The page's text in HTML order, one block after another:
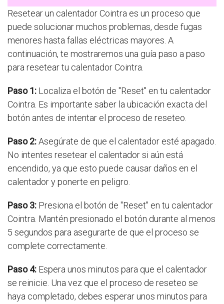
Resetear un calentador Cointra es un proceso que
puede solucionar muchos problemas, desde fugas
menores hasta fallas eléctricas mayores. A
continuación, te mostraremos una guía paso a paso
para resetear tu calentador Cointra.
Paso 1: Localiza el botón de "Reset" en tu calentador
Cointra. Es importante saber la ubicación exacta del
botón antes de intentar el proceso de reseteo.
Paso 2:Asegúrate de que el calentador esté apagado.
No intentes resetear el calentador si aún está
encendido, ya que esto puede causar daños en el
calentador y ponerte en peligro.
Paso 3: Presiona el botón de "Reset" en tu calentador
Cointra. Mantén presionado el botón durante al menos
5 segundos para asegurarte de que el proceso se
complete correctamente.
Paso 4: Espera unos minutos para que el calentador
se reinicie. Una vez que el proceso de reseteo se
haya completado, debes esperar unos minutos para